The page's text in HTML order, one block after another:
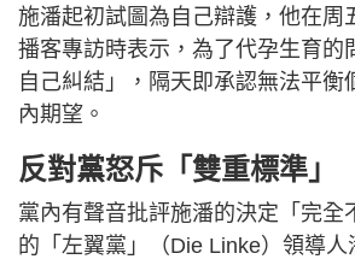
施潘起初試圖為自己辯護，他在周
播客專訪時表示，為了代孕生育的
自己糾結」，隔天即承認無法平衡
內期望。
反對黨怒斥「雙重標準」
黨內有聲音批評施潘的決定「完全
的「左翼黨」（Die Linke）領導